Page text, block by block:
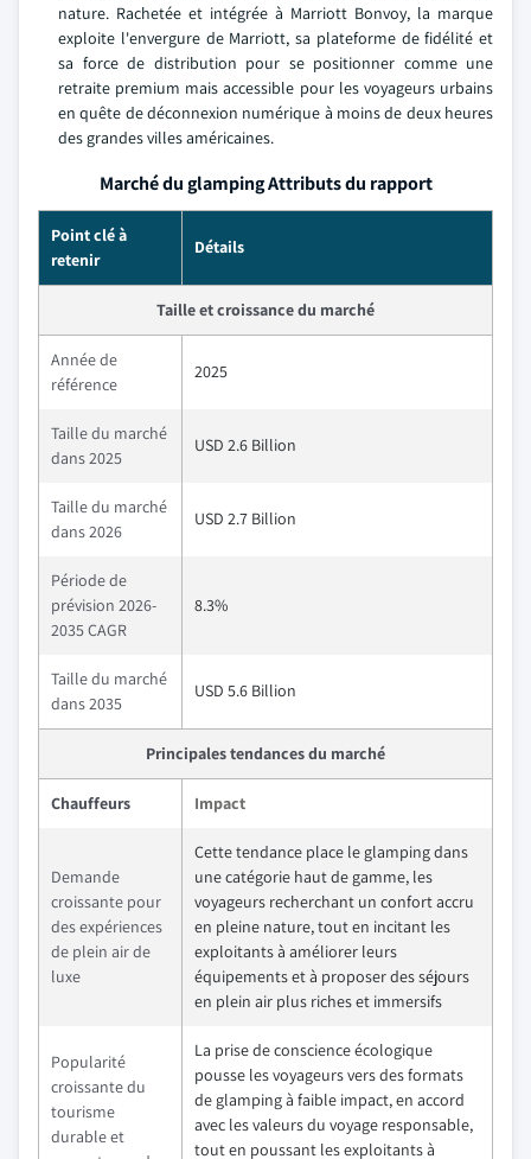
nature. Rachetée et intégrée à Marriott Bonvoy, la marque
exploite l'envergure de Marriott, sa plateforme de fidélité et
sa force de distribution pour se positionner comme une
retraite premium mais accessible pour les voyageurs urbains
en quête de déconnexion numérique à moins de deux heures
des grandes villes américaines.
Marché du glamping Attributs du rapport
Point clé à
retenir
Détails
Taille et croissance du marché
Année de
référence
2025
Taille du marché
dans 2025
USD 2.6 Billion
Taille du marché
dans 2026
USD 2.7 Billion
Période de
prévision 2026-
2035 CAGR
8.3%
Taille du marché
dans 2035
USD 5.6 Billion
Principales tendances du marché
Chauffeurs Impact
Demande
croissante pour
des expériences
de plein air de
luxe
Cette tendance place le glamping dans
une catégorie haut de gamme, les
voyageurs recherchant un confort accru
en pleine nature, tout en incitant les
exploitants à améliorer leurs
équipements et à proposer des séjours
en plein air plus riches et immersifs
Popularité
croissante du
tourisme
durable et
La prise de conscience écologique
pousse les voyageurs vers des formats
de glamping à faible impact, en accord
avec les valeurs du voyage responsable,
tout en poussant les exploitants à